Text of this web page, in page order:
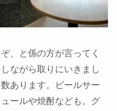
、と係の方が言ってく
ながら取りにいきまし
あります。ビールサー
ールや焼酎なども。グ